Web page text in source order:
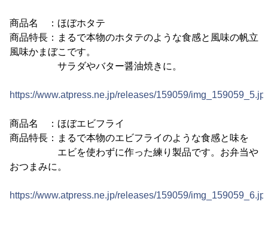
商品名 ：ほぼホタテ
商品特長：まるで本物のホタテのような食感と風味の帆立
風味かまぼこです。
サラダやバター醤油焼きに。
https://www.atpress.ne.jp/releases/159059/
商品名 ：ほぼエビフライ
商品特長：まるで本物のエビフライのような食感と味を
エビを使わずに作った練り製品です。お弁当や
おつまみに。
https://www.atpress.ne.jp/releases/159059/